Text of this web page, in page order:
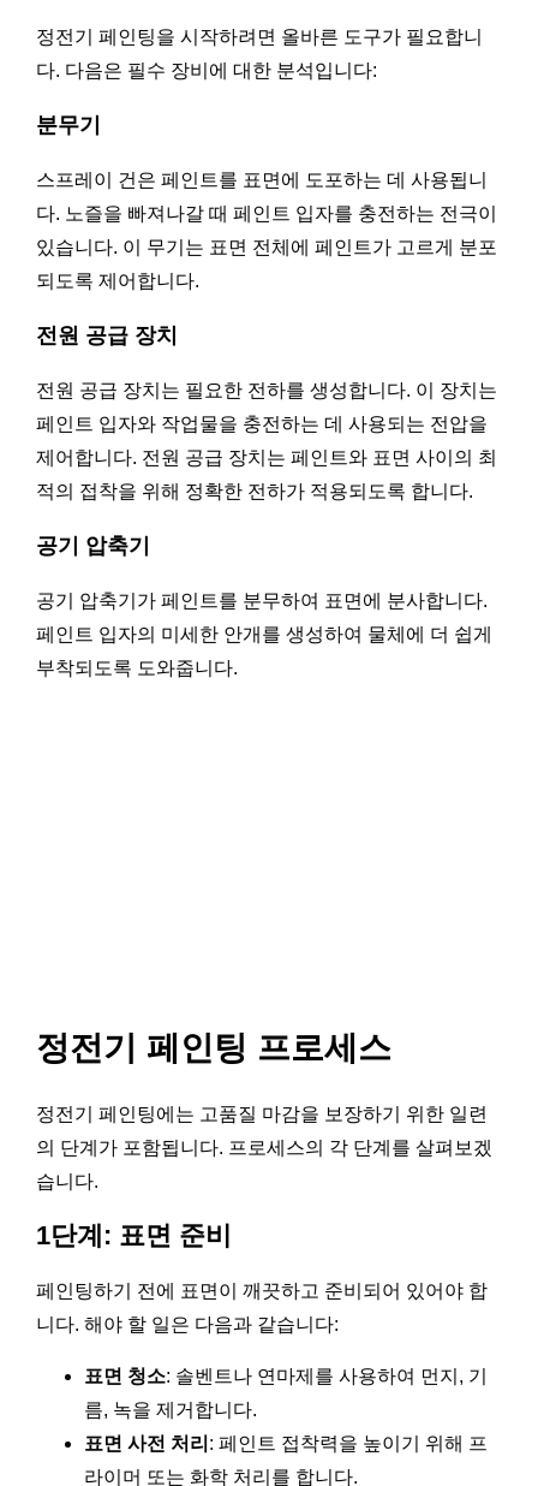
정전기 페인팅을 시작하려면 올바른 도구가 필요합니
다. 다음은 필수 장비에 대한 분석입니다:
분무기
스프레이 건은 페인트를 표면에 도포하는 데 사용됩니
다. 노즐을 빠져나갈 때 페인트 입자를 충전하는 전극이
있습니다. 이 무기는 표면 전체에 페인트가 고르게 분포
되도록 제어합니다.
전원 공급 장치
전원 공급 장치는 필요한 전하를 생성합니다. 이 장치는
페인트 입자와 작업물을 충전하는 데 사용되는 전압을
제어합니다. 전원 공급 장치는 페인트와 표면 사이의 최
적의 접착을 위해 정확한 전하가 적용되도록 합니다.
공기 압축기
공기 압축기가 페인트를 분무하여 표면에 분사합니다.
페인트 입자의 미세한 안개를 생성하여 물체에 더 쉽게
부착되도록 도와줍니다.
정전기 페인팅 프로세스
정전기 페인팅에는 고품질 마감을 보장하기 위한 일련
의 단계가 포함됩니다. 프로세스의 각 단계를 살펴보겠
습니다.
1단계: 표면 준비
페인팅하기 전에 표면이 깨끗하고 준비되어 있어야 합
니다. 해야 할 일은 다음과 같습니다:
표면 청소: 솔벤트나 연마제를 사용하여 먼지, 기
름, 녹을 제거합니다.
표면 사전 처리 : 페인트 접착력을 높이기 위해 프
라이머 또는 화학 처리를 합니다.